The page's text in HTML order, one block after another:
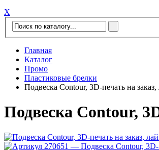
Х
Главная
Каталог
Промо
Пластиковые брелки
Подвеска Contour, 3D-печать на заказ,
Подвеска Contour,